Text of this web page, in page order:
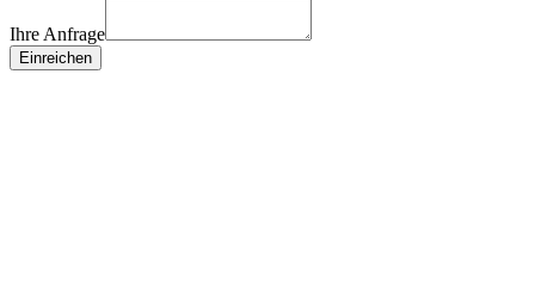
Ihre Anfrage
Einreichen